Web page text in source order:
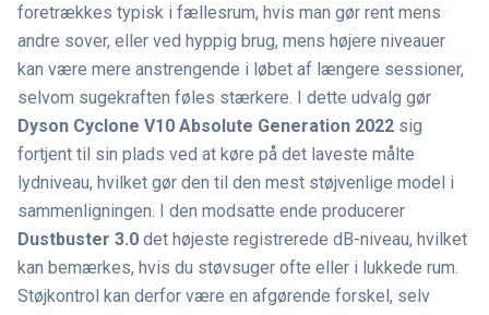
foretrækkes typisk i fællesrum, hvis man gør rent mens
andre sover, eller ved hyppig brug, mens højere niveauer
kan være mere anstrengende i løbet af længere sessioner,
selvom sugekraften føles stærkere. I dette udvalg gør
Dyson Cyclone V10 Absolute Generation 2022 sig
fortjent til sin plads ved at køre på det laveste målte
lydniveau, hvilket gør den til den mest støjvenlige model i
sammenligningen. I den modsatte ende producerer
Dustbuster 3.0 det højeste registrerede dB-niveau, hvilket
kan bemærkes, hvis du støvsuger ofte eller i lukkede rum.
Støjkontrol kan derfor være en afgørende forskel, selv